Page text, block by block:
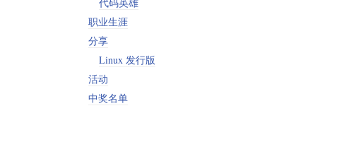
职业生涯
分享
Linux 发行版
活动
中奖名单